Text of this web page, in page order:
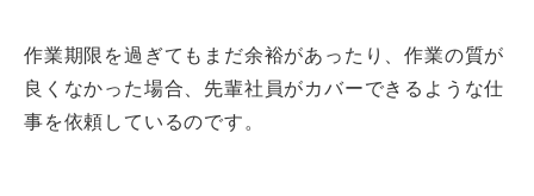
作業期限を過ぎてもまだ余裕があったり、作業の質が
良くなかった場合、先輩社員がカバーできるような仕
事を依頼しているのです。